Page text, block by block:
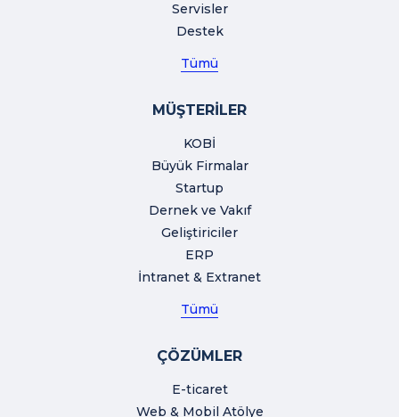
Servisler
Destek
Tümü
MÜŞTERİLER
KOBİ
Büyük Firmalar
Startup
Dernek ve Vakıf
Geliştiriciler
ERP
İntranet & Extranet
Tümü
ÇÖZÜMLER
E-ticaret
Web & Mobil Atölye